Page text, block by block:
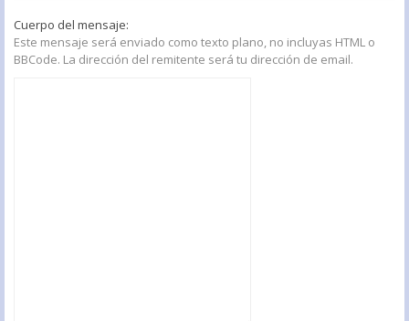
Cuerpo del mensaje:
Este mensaje será enviado como texto plano, no incluyas HTML o
BBCode. La dirección del remitente será tu dirección de email.